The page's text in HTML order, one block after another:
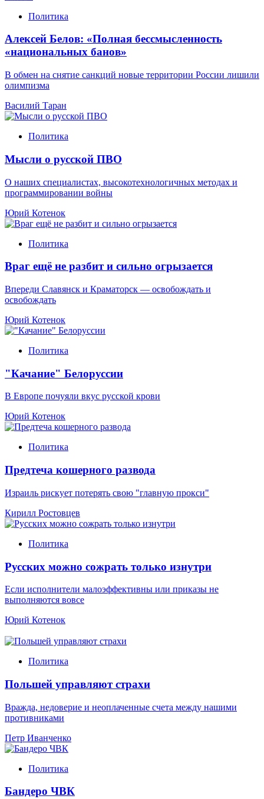
Политика
Алексей Белов: «Полная бессмысленность
«национальных банов»
В обмен на снятие санкций новые территории России лишили
олимпизма
Василий Таран
Политика
Мысли о русской ПВО
О наших специалистах, высокотехнологичных методах и
программировании войны
Юрий Котенок
Политика
Враг ещё не разбит и сильно огрызается
Впереди Славянск и Краматорск — освобождать и
освобождать
Юрий Котенок
Политика
"Качание" Белоруссии
В Европе почуяли вкус русской крови
Юрий Котенок
Политика
Предтеча кошерного развода
Израиль рискует потерять свою "главную прокси"
Кирилл Ростовцев
Политика
Русских можно сожрать только изнутри
Если исполнители малоэффективны или приказы не
выполняются вовсе
Юрий Котенок
Политика
Польшей управляют страхи
Вражда, недоверие и неоплаченные счета между нашими
противниками
Петр Иванченко
Политика
Бандеро ЧВК